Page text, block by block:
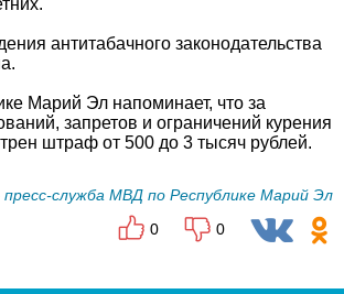
антитабачного законодательства
Марий Эл напоминает, что за
запретов и ограничений курения
штраф от 500 до 3 тысяч рублей.
пресс-служба МВД по Республике Марий Эл
0
0